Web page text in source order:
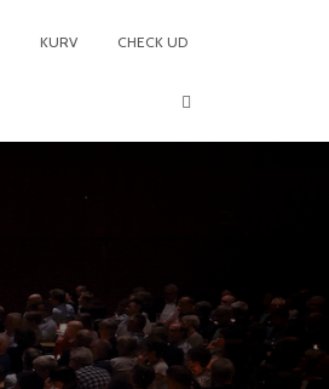
KURV CHECK UD